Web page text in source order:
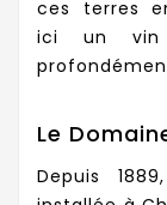
ces terres
ici un vin
Le
Depuis